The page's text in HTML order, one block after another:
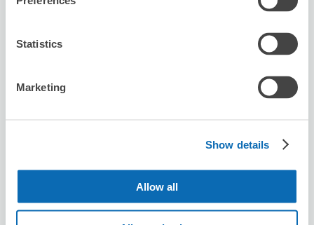
Statistics
Marketing
Show details
Allow all
台場駅から徒歩2分
5.0★★
★★
保管できる荷物数
バッグサイズ
空き時間